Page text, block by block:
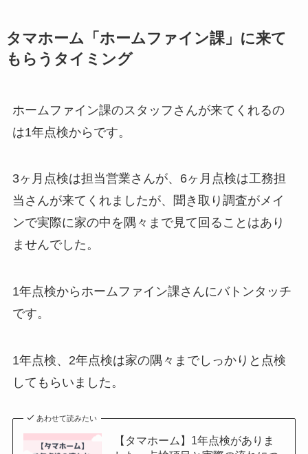
タマホーム「ホームファイン課」に来て
もらうタイミング
ホームファイン課のスタッフさんが来てくれるの
は1年点検からです。
3ヶ月点検は担当営業さんが、6ヶ月点検は工務担
当さんが来てくれましたが、聞き取り調査がメイ
ンで実際に家の中を隅々まで見て回ることはあり
ませんでした。
1年点検からホームファイン課さんにバトンタッチ
です。
1年点検、2年点検は家の隅々までしっかりと点検
してもらいました。
あわせて読みたい
【タマホーム】1年点検がありま